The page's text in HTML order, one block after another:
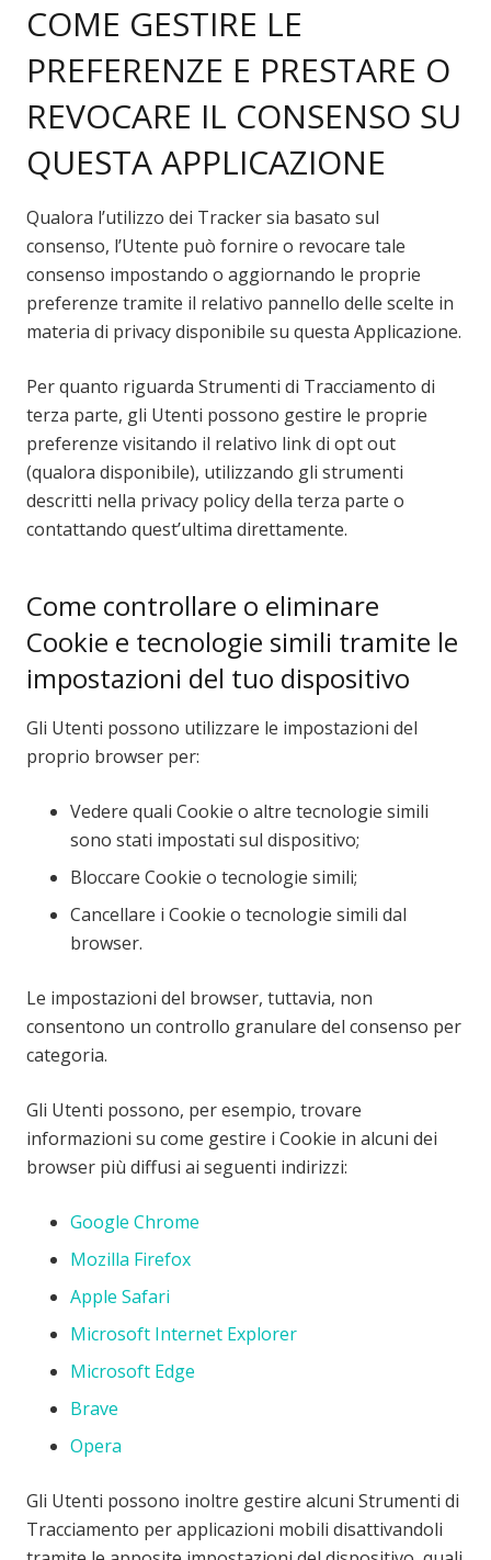
COME GESTIRE LE
PREFERENZE E PRESTARE O
REVOCARE IL CONSENSO SU
QUESTA APPLICAZIONE
Qualora l’utilizzo dei Tracker sia basato sul
consenso, l’Utente può fornire o revocare tale
consenso impostando o aggiornando le proprie
preferenze tramite il relativo pannello delle scelte in
materia di privacy disponibile su questa Applicazione.
Per quanto riguarda Strumenti di Tracciamento di
terza parte, gli Utenti possono gestire le proprie
preferenze visitando il relativo link di opt out
(qualora disponibile), utilizzando gli strumenti
descritti nella privacy policy della terza parte o
contattando quest’ultima direttamente.
Come controllare o eliminare
Cookie e tecnologie simili tramite le
impostazioni del tuo dispositivo
Gli Utenti possono utilizzare le impostazioni del
proprio browser per:
Vedere quali Cookie o altre tecnologie simili
sono stati impostati sul dispositivo;
Bloccare Cookie o tecnologie simili;
Cancellare i Cookie o tecnologie simili dal
browser.
Le impostazioni del browser, tuttavia, non
consentono un controllo granulare del consenso per
categoria.
Gli Utenti possono, per esempio, trovare
informazioni su come gestire i Cookie in alcuni dei
browser più diffusi ai seguenti indirizzi:
Google Chrome
Mozilla Firefox
Apple Safari
Microsoft Internet Explorer
Microsoft Edge
Brave
Opera
Gli Utenti possono inoltre gestire alcuni Strumenti di
Tracciamento per applicazioni mobili disattivandoli